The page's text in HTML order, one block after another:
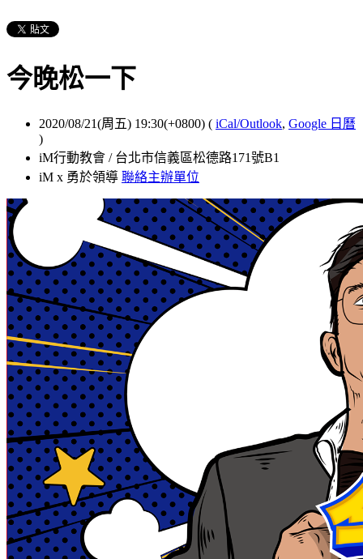
今晚松一下
2020/08/21(周五) 19:30(+0800) ( iCal/Outlook, Google 日曆
)
iM行動教會 / 台北市信義區松德路171號B1
iM x 勇於領導 聯絡主辦單位